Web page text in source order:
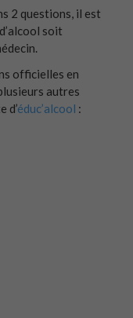
2 questions, il est
soit
officielles en
autres
d’éduc’alcool :